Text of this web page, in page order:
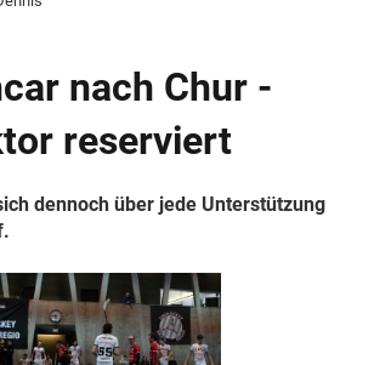
nach Chur -
reserviert
dennoch über jede Unterstützung